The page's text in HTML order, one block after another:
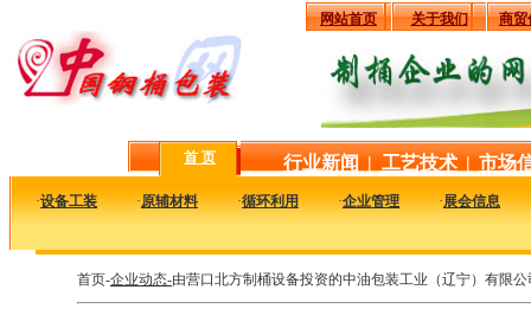
网站首页 关于我们 商贸
首 页 行业新闻 | 工艺技术 | 市场
·设备工装 ·原辅材料 ·循环利用 ·企业管理 ·展会信息
首页-企业动态-由营口北方制桶设备投资的中油包装工业（辽宁）有限